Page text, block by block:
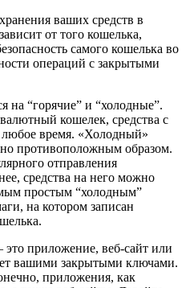
ваших средств в
от того кошелька,
самого кошелька во
операций с закрытыми
на “горячие” и “холодные”.
кошелек, средства с
любое время. «Холодный»
противоположным образом.
отправления
средства на него можно
простым “холодным”
на котором записан
приложение, веб-сайт или
вашими закрытыми ключами.
приложения, как